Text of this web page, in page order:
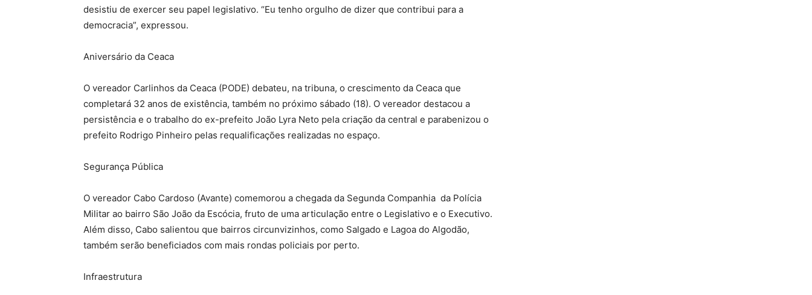
desistiu de exercer seu papel legislativo. “Eu tenho orgulho de dizer que contribui para a
democracia”, expressou.
Aniversário da Ceaca
O vereador Carlinhos da Ceaca (PODE) debateu, na tribuna, o crescimento da Ceaca que
completará 32 anos de existência, também no próximo sábado (18). O vereador destacou a
persistência e o trabalho do ex-prefeito João Lyra Neto pela criação da central e parabenizou o
prefeito Rodrigo Pinheiro pelas requalificações realizadas no espaço.
Segurança Pública
O vereador Cabo Cardoso (Avante) comemorou a chegada da Segunda Companhia da Polícia
Militar ao bairro São João da Escócia, fruto de uma articulação entre o Legislativo e o Executivo.
Além disso, Cabo salientou que bairros circunvizinhos, como Salgado e Lagoa do Algodão,
também serão beneficiados com mais rondas policiais por perto.
Infraestrutura